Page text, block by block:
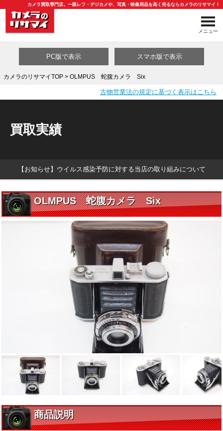
カメラ買取専門店。一眼レフ・デジカメや、写真・映像用品を高く売るならカメラのリサマイ！
メニュー
買取カテゴリ一覧
PC版で表示 スマホ版で表示
カメラのリサマイTOP> OLMPUS 蛇腹カメラ Six
古物営業法の規定に基づく表示はこちら
買取実績
【お知らせ】ウイルス感染予防に対する当店の取り組みについて
OLMPUS 蛇腹カメラ Six
商品説明